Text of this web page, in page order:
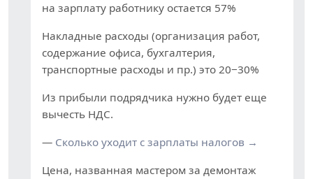
на зарплату работнику остается 57%
Накладные расходы (организация работ,
содержание офиса, бухгалтерия,
транспортные расходы и пр.) это 20−30%
Из прибыли подрядчика нужно будет еще
вычесть НДС.
— Сколько уходит с зарплаты налогов →
Цена, названная мастером за демонтаж